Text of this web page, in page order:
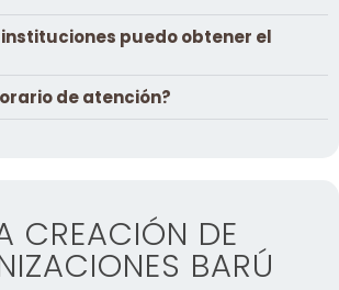
puedo obtener el
de atención?
CREACIÓN DE
BARÚ